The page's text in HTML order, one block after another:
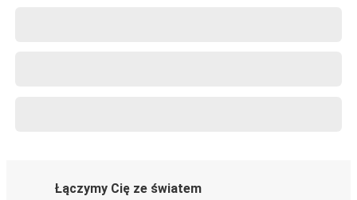
Łączymy Cię ze światem